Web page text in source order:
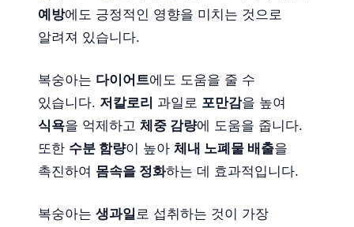
예방에도 긍정적인 영향을 미치는 것으로
알려져 있습니다.
복숭아는 다이어트에도 도움을 줄 수
있습니다. 저칼로리 과일로 포만감을 높여
식욕을 억제하고 체중 감량에 도움을 줍니다.
또한 수분 함량이 높아 체내 노폐물 배출을
촉진하여 몸속을 정화하는 데 효과적입니다.
복숭아는 생과일로 섭취하는 것이 가장